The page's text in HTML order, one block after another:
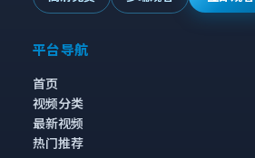
平台导航
首页
视频分类
最新视频
热门推荐